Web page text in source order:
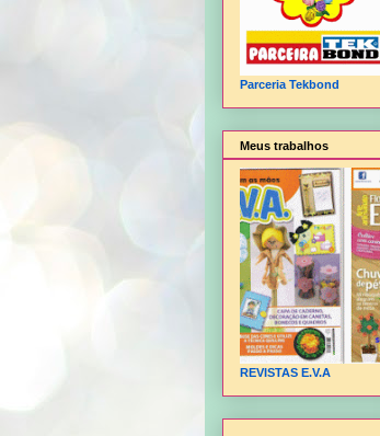
Parceria Tekbond
Meus trabalhos
REVISTAS E.V.A